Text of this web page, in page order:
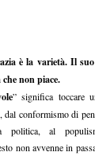
è la varietà. Il
non piace.
” significa toccare
dal conformismo di
politica, al
non avvenne in